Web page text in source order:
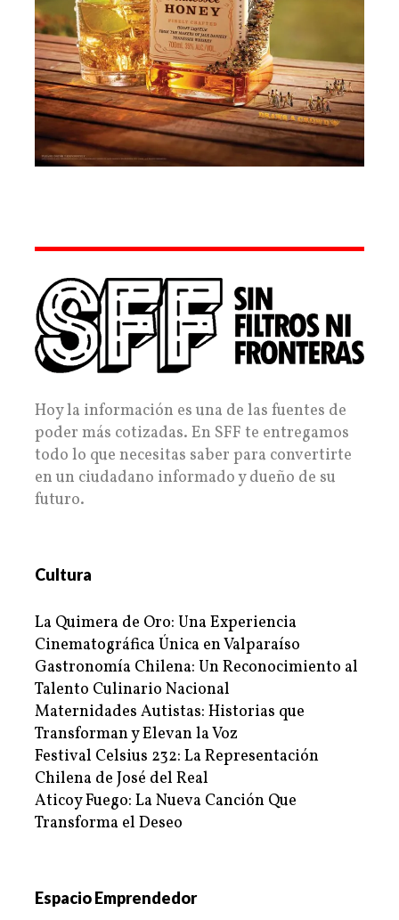
Hoy la información es una de las fuentes de
poder más cotizadas. En SFF te entregamos
todo lo que necesitas saber para convertirte
en un ciudadano informado y dueño de su
futuro.
Cultura
La Quimera de Oro: Una Experiencia
Cinematográfica Única en Valparaíso
Gastronomía Chilena: Un Reconocimiento al
Talento Culinario Nacional
Maternidades Autistas: Historias que
Transforman y Elevan la Voz
Festival Celsius 232: La Representación
Chilena de José del Real
Aticoy Fuego: La Nueva Canción Que
Transforma el Deseo
Espacio Emprendedor